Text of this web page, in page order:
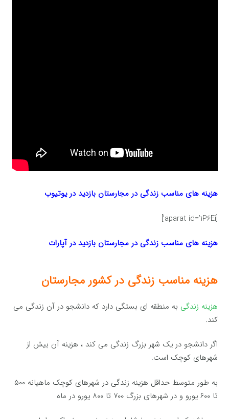
هزینه های مناسب زندگی در مجارستان بازدید در یوتیوب
[aparat id=’1P6Ei’]
هزینه های مناسب زندگی در مجارستان بازدید در آپارات
هزینه مناسب زندگی در کشور مجارستان
هزینه زندگی به منطقه ای بستگی دارد که دانشجو در آن زندگی می
کند.
اگر دانشجو در یک شهر بزرگ زندگی می کند ، هزینه آن بیش از
شهرهای کوچک است.
به طور متوسط حداقل هزینه زندگی در شهرهای کوچک ماهیانه ۵۰۰
تا ۶۰۰ یورو و در شهرهای بزرگ ۷۰۰ تا ۸۰۰ یورو در ماه